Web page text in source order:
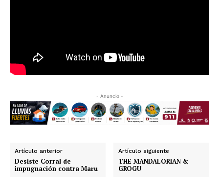
- Anuncio -
Artículo anterior
Desiste Corral de
impugnación contra Maru
Artículo siguiente
THE MANDALORIAN &
GROGU